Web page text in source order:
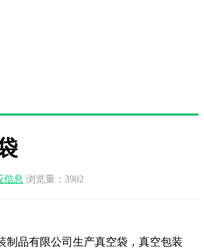
信息 浏览量：3902
制品有限公司生产真空袋，真空包装